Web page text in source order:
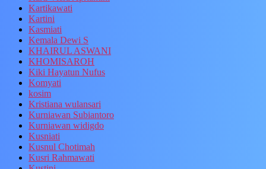
Kartikawati
Kartini
Kasmiati
Kemala Dewi S
KHAIRUL ASWANI
KHOMISAROH
Kiki Hayatun Nufus
Komyati
kosim
Kristiana wulansari
Kurniawan Subiantoro
Kurniawan widigdo
Kusniati
Kusnul Chotimah
Kusri Rahmawati